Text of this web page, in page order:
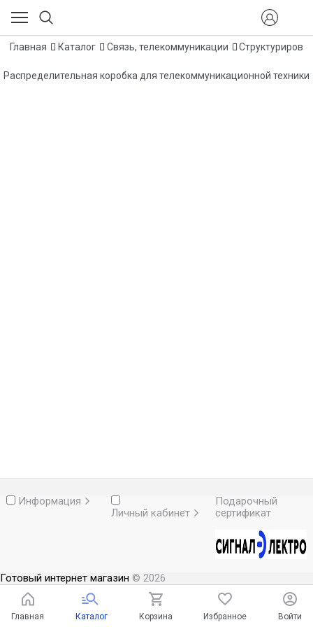
Главная Каталог Связь, телекоммуникации
Распределительная коробка для телекоммуникационной техники
Информация
Личный кабинет
Подарочный
сертификат
Готовый интернет магазин © 2026
Главная Каталог Корзина Избранное Войти